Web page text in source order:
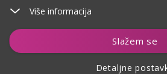
Više informacija
Slažem se
Detaljne
Dodaj u košaricu